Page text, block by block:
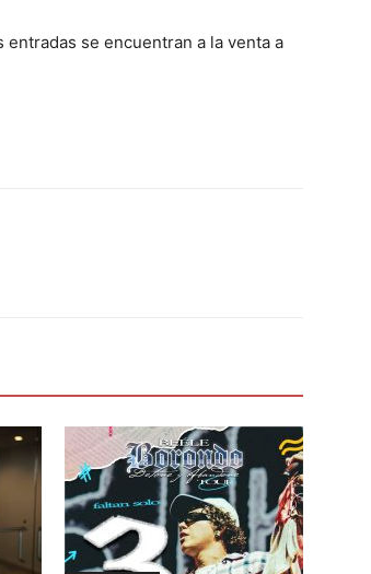
se encuentran a la venta a